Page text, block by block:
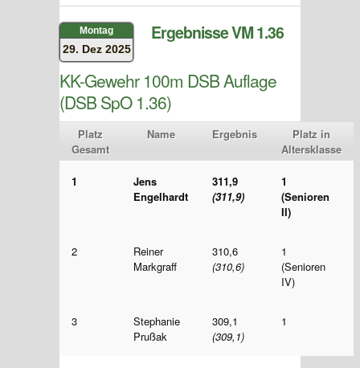
Montag
29. Dez 2025
Ergebnisse VM 1.36
KK-Gewehr 100m DSB Auflage
(DSB SpO 1.36)
Platz
Gesamt
Name Ergebnis
Platz in
Altersklasse
1
Jens
Engelhardt
311,9
(311,9)
1
(Senioren
II)
2
Reiner
Markgraff
310,6
(310,6)
1
(Senioren
IV)
3
Stephanie
Prußak
309,1
(309,1)
1